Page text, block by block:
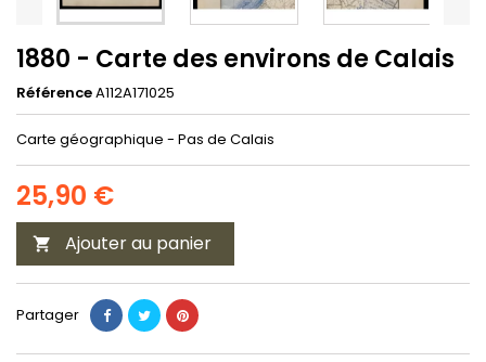
1880 - Carte des environs de Calais
RéférenceA112A171025
Carte géographique - Pas de Calais
25,90 €
 Ajouter au panier
Partager